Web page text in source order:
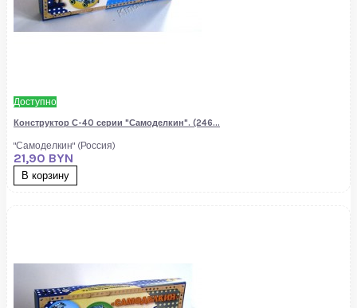
Доступно
Конструктор С-40 серии "Самоделкин". (246...
"Самоделкин" (Россия)
21,90 BYN
В корзину